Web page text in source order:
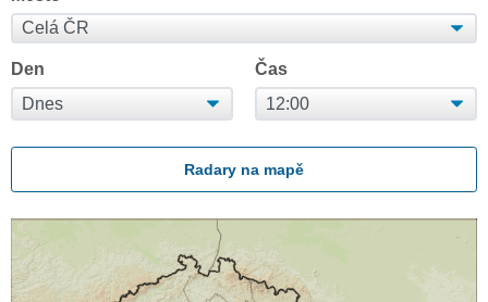
Den Čas
Radary na mapě